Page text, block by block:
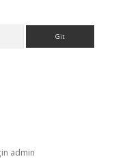
admin